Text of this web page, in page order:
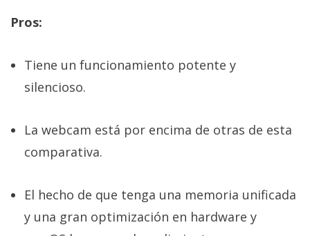
Pros:
Tiene un funcionamiento potente y
silencioso.
La webcam está por encima de otras de esta
comparativa.
El hecho de que tenga una memoria unificada
y una gran optimización en hardware y